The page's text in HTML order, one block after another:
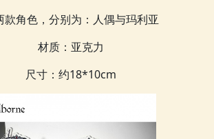
款角色，分别为：人偶与玛利亚
材质：亚克力
尺寸：约18*10cm